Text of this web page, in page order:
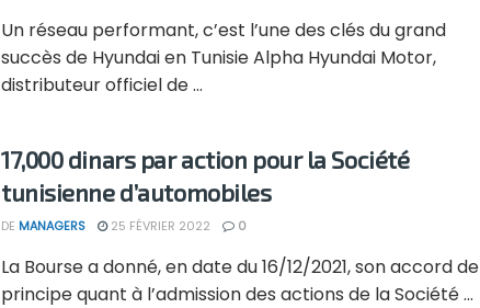
Un réseau performant, c’est l’une des clés du grand
succès de Hyundai en Tunisie Alpha Hyundai Motor,
distributeur officiel de ...
17,000 dinars par action pour la Société
tunisienne d’automobiles
DE MANAGERS 25 FÉVRIER 2022 0
La Bourse a donné, en date du 16/12/2021, son accord de
principe quant à l’admission des actions de la Société ...